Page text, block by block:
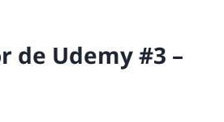
de Udemy #3 –